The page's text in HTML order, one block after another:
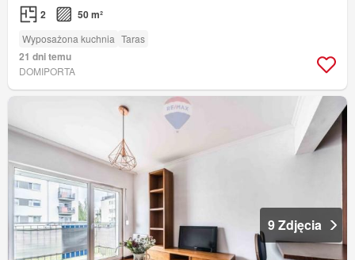
2 50 m²
Wyposażona kuchnia Taras
21 dni temu
DOMIPORTA
9 Zdjęcia